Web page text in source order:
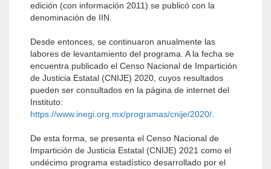
edición (con información 2011) se publicó con la
denominación de IIN.
Desde entonces, se continuaron anualmente las
labores de levantamiento del programa. A la fecha se
encuentra publicado el Censo Nacional de Impartición
de Justicia Estatal (CNIJE) 2020, cuyos resultados
pueden ser consultados en la página de internet del
Instituto:
https://www.inegi.org.mx/programas/cnije/2020/
De esta forma, se presenta el Censo Nacional de
Impartición de Justicia Estatal (CNIJE) 2021 como el
undécimo programa estadístico desarrollado por el